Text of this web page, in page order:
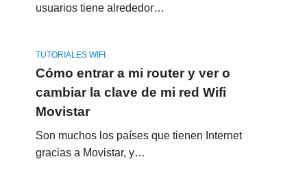
usuarios tiene alrededor…
TUTORIALES WIFI
Cómo entrar a mi router y ver o
cambiar la clave de mi red Wifi
Movistar
Son muchos los países que tienen Internet
gracias a Movistar, y…